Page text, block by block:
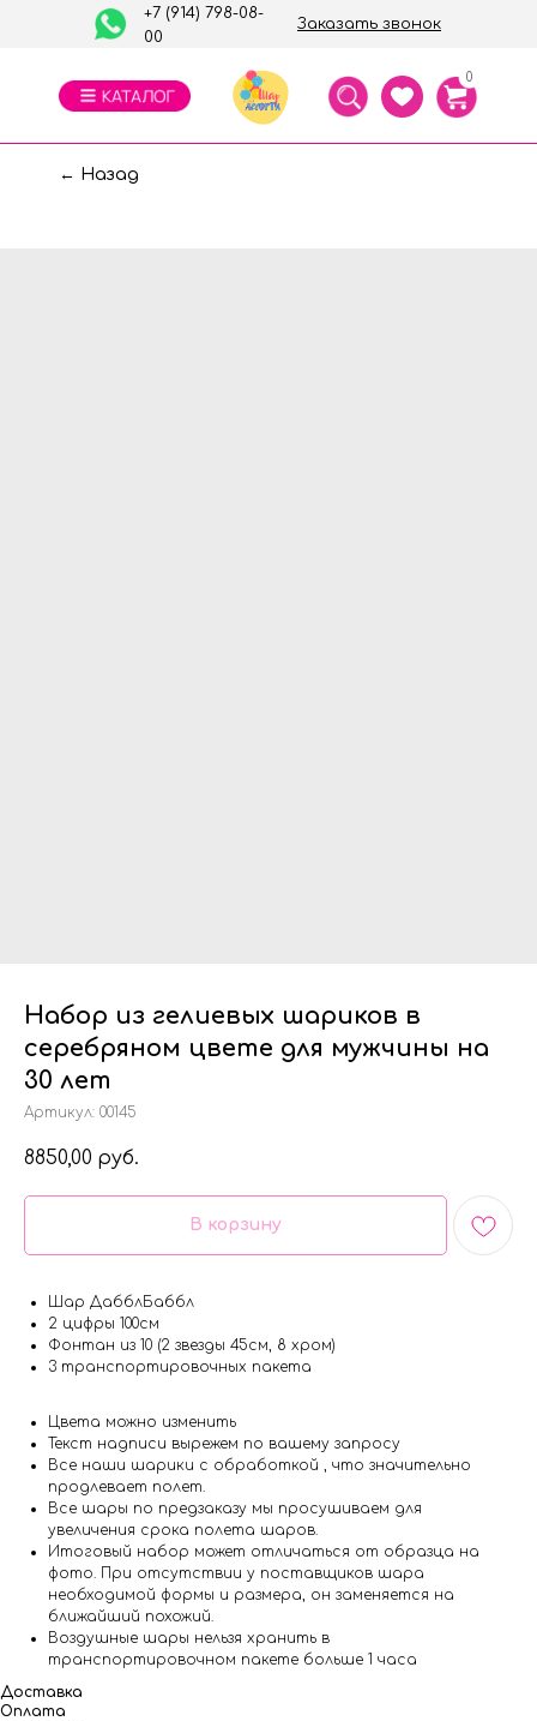
Заказать звонок
+7 (914) 798-08-
00
0
← Назад
Набор из гелиевых шариков в
серебряном цвете для мужчины на
30 лет
Артикул: 00145
8850,00 руб.
В корзину
Шар ДабблБаббл
2 цифры 100см
Фонтан из 10 (2 звезды 45см, 8 хром)
3 транспортировочных пакета
Цвета можно изменить
Текст надписи вырежем по вашему запросу
Все наши шарики с обработкой , что значительно
продлевает полет.
Все шары по предзаказу мы просушиваем для
увеличения срока полета шаров.
Итоговый набор может отличаться от образца на
фото. При отсутствии у поставщиков шара
необходимой формы и размера, он заменяется на
ближайший похожий.
Воздушные шары нельзя хранить в
транспортировочном пакете больше 1 часа
Доставка
Оплата